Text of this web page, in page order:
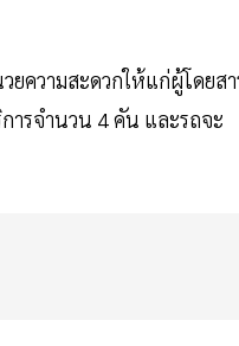
ยความสะดวกให้แก่ผู้โดยส
ารจำนวน 4 คัน และรถจะ